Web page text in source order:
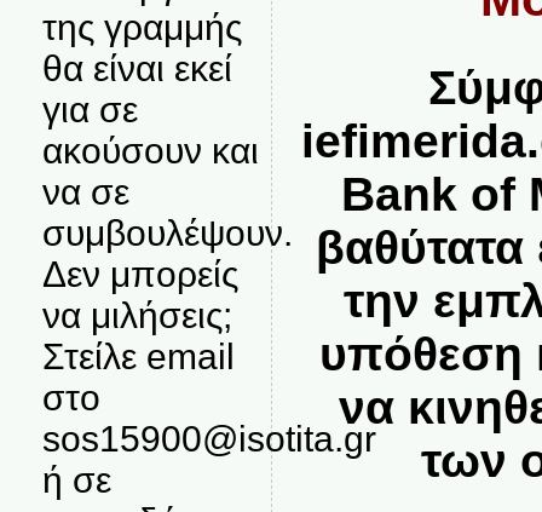
της γραμμής
θα είναι εκεί
για σε
ακούσουν και
να σε
συμβουλέψουν.
Δεν μπορείς
να μιλήσεις;
Στείλε email
στο
sos15900@isotita.gr
ή σε
Bank of
την
υπόθεση
να
των